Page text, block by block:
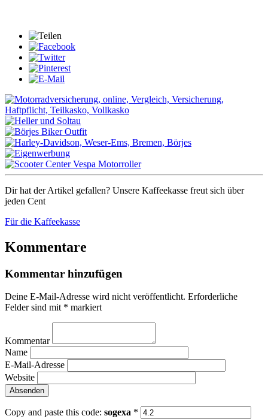
Dir hat der Artikel gefallen? Unsere Kaffeekasse freut sich über
jeden Cent
Für die Kaffeekasse
Kommentare
Kommentar hinzufügen
Deine E-Mail-Adresse wird nicht veröffentlicht. Erforderliche
Felder sind mit * markiert
Kommentar
Name
E-Mail-Adresse
Website
Copy and paste this code: sogexa *